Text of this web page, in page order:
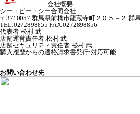
会社概要
シー・ビー・シー合同会社
〒3710057 群馬県前橋市龍蔵寺町２０５－２ 群
TEL:0272898855 FAX:0272898856
代表者:松村 武
店舗運営責任者:松村 武
店舗セキュリティ責任者:松村 武
購入履歴からの適格請求書発行:対応可能
お問い合わせ先